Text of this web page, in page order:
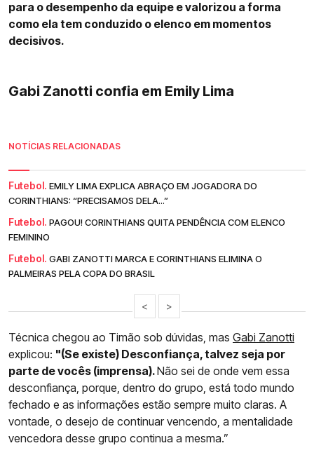
para o desempenho da equipe e valorizou a forma
como ela tem conduzido o elenco em momentos
decisivos.
Gabi Zanotti confia em Emily Lima
NOTÍCIAS RELACIONADAS
Futebol. EMILY LIMA EXPLICA ABRAÇO EM JOGADORA DO
CORINTHIANS: “PRECISAMOS DELA...”
Futebol. PAGOU! CORINTHIANS QUITA PENDÊNCIA COM ELENCO
FEMININO
Futebol. GABI ZANOTTI MARCA E CORINTHIANS ELIMINA O
PALMEIRAS PELA COPA DO BRASIL
< >
Técnica chegou ao Timão sob dúvidas, mas Gabi Zanotti
explicou: "(Se existe) Desconfiança, talvez seja por
parte de vocês (imprensa).Não sei de onde vem essa
desconfiança, porque, dentro do grupo, está todo mundo
fechado e as informações estão sempre muito claras. A
vontade, o desejo de continuar vencendo, a mentalidade
vencedora desse grupo continua a mesma.”